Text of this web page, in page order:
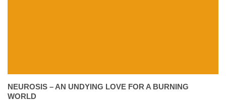
NEUROSIS – AN UNDYING LOVE FOR A BURNING
WORLD